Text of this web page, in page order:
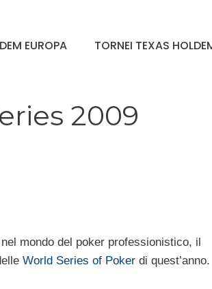
EUROPA TORNEI TEXAS
2009
mondo del poker professionistico, il
World Series of Poker di quest’anno.